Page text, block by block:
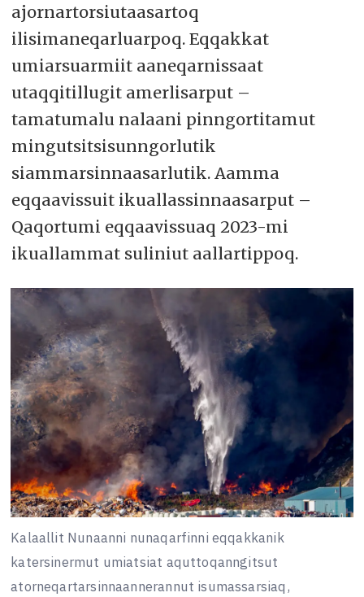
ajornartorsiutaasartoq
ilisimaneqarluarpoq. Eqqakkat
umiarsuarmiit aaneqarnissaat
utaqqitillugit amerlisarput –
tamatumalu nalaani pinngortitamut
mingutsitsisunngorlutik
siammarsinnaasarlutik. Aamma
eqqaavissuit ikuallassinnaasarput –
Qaqortumi eqqaavissuaq 2023-mi
ikuallammat suliniut aallartippoq.
Kalaallit Nunaanni nunaqarfinni eqqakkanik
katersinermut umiatsiat aquttoqanngitsut
atorneqartarsinnaannerannut isumassarsiaq,